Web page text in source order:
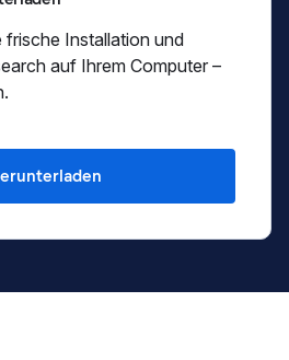
frische Installation und
auf Ihrem Computer –